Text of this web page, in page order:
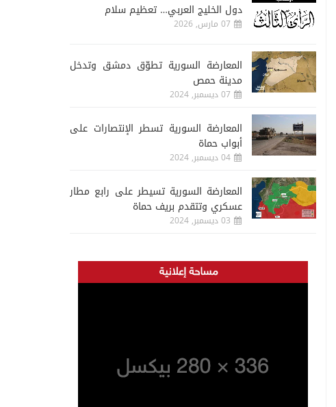
دول الخليج العربي… تعظيم سلام
07 مارس, 2026
المعارضة السورية تطوّق دمشق وتدخل
مدينة حمص
07 ديسمبر, 2024
المعارضة السورية تسطر الإنتصارات على
أبواب حماة
04 ديسمبر, 2024
المعارضة السورية تسيطر على رابع مطار
عسكري وتتقدم بريف حماة
03 ديسمبر, 2024